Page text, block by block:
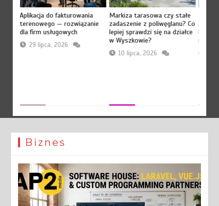
Aplikacja do fakturowania
terenowego — rozwiązanie
dla firm usługowych
29 lipca, 2026
Markiza tarasowa czy stałe
zadaszenie z poliwęglanu? Co
lepiej sprawdzi się na działce
w Wyszkowie?
10 lipca, 2026
Biznes